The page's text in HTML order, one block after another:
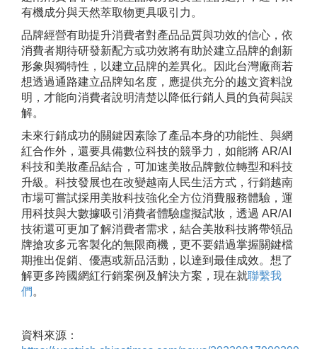
有機成分與天然萃取物更具吸引力。
品牌經營有助提升消費者對產品品質與功效的信心，依
消費者期待研發新配方或功效將有助於建立品牌的創新
形象與獨特性，以建立品牌的差異化。因此台灣廠商若
想透過通路建立品牌知名度，應提供充分的越文資料說
明，才能向消費者說明清楚以降低行銷人員的負荷與誤
解。
未來行銷成功的關鍵因素除了產品本身的功能性、與網
紅合作外，還要具備數位科技的競爭力，如能將 AR/AI
科技和美妝產品結合，可加速美妝品牌數位轉型和科技
升級。科技發展也在改變越南人民生活方式，行銷越南
市場可嘗試採用美妝科技強化全方位消費服務體驗，運
用科技與大數據吸引消費者體驗虛擬試妝，透過 AR/AI
技術還可更加了解消費者需求，結合美妝科技將帶領品
牌搶攻多元客製化的無限商機，更不要錯過掌握關鍵檔
期推出促銷、優惠或新品活動，以達到最佳成效。想了
解更多跨國網紅行銷案例及解決方案，現在就聯繫我
們 。
資料來源：